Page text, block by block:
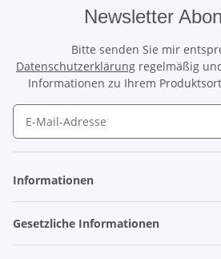
Newsletter
Bitte senden Sie mir
Datenschutzerklärung regelmäßig
Informationen zu Ihrem
Informationen
Gesetzliche Informationen